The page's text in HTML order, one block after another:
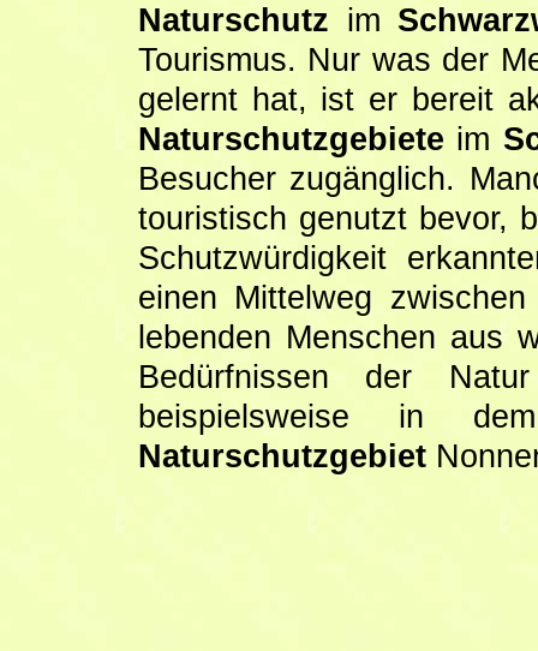
Naturschutz im
Tourismus. Nur was der
gelernt hat, ist er bereit
Naturschutzgebiete im
Besucher zugänglich.
touristisch genutzt bevor,
Schutzwürdigkeit
einen Mittelweg
lebenden Menschen aus
Bedürfnissen der
beispielsweise in
Naturschutzgebiet